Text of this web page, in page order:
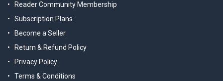
Reader Community Membership
Subscription Plans
Become a Seller
Return & Refund Policy
Privacy Policy
Terms & Conditions